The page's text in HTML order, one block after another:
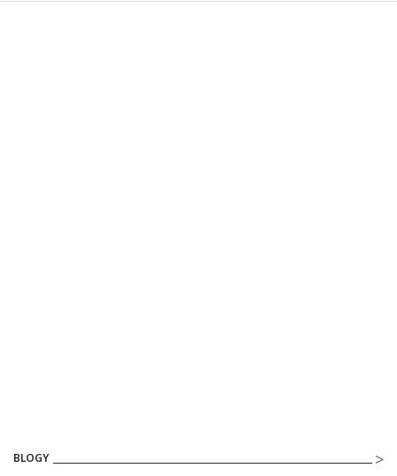
BLOGY